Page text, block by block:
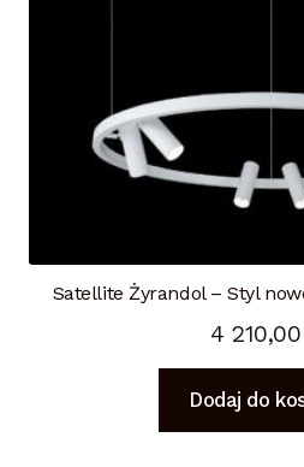
Satellite Żyrandol – Styl
4 210,00
Dodaj do